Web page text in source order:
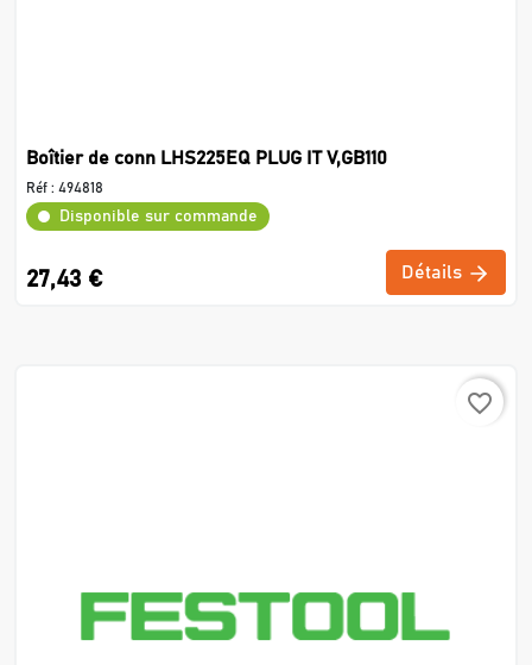
Boîtier de conn LHS225EQ PLUG IT V,GB110
Réf : 494818
Disponible sur commande
27,43 € Détails
favorite_border